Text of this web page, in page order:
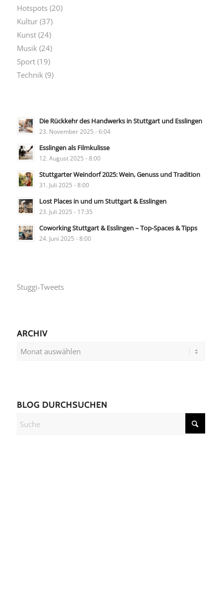
Hotspots(20)
Kultur(37)
Kunst(24)
Musik (24)
Sport(19)
Technik (9)
Die Rückkehr des Handwerks in Stuttgart und Esslingen
23. November 2025 - 6:04
Esslingen als Filmkulisse
12. August 2025 - 8:00
Stuttgarter Weindorf 2025: Wein, Genuss und Tradition
31. Juli 2025 - 8:00
Lost Places in und um Stuttgart & Esslingen
23. Juli 2025 - 17:35
Coworking Stuttgart & Esslingen – Top-Spaces & Tipps
24. Juni 2025 - 8:00
Stuggi-Tweets
ARCHIV
BLOG DURCHSUCHEN